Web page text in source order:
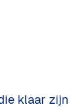
klaar